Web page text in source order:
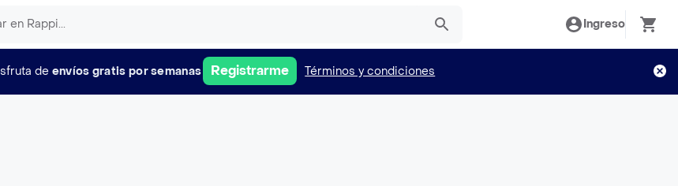
Ingreso
de envíos gratis por semanas Registrarme Términos y condiciones